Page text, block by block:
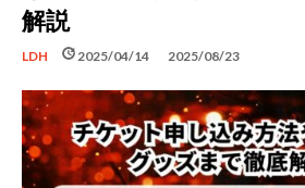
解説
LDH schedule 2025/04/14
update 2025/08/23